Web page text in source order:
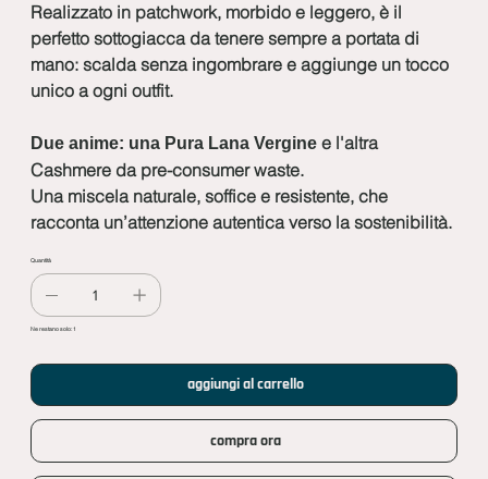
Realizzato in patchwork, morbido e leggero, è il
perfetto sottogiacca da tenere sempre a portata di
mano: scalda senza ingombrare e aggiunge un tocco
unico a ogni outfit.
Due anime: una Pura Lana Verginee l'altra
Cashmere da pre-consumer waste.
Una miscela naturale, soffice e resistente, che
racconta un’attenzione autentica verso la sostenibilità.
Quantità
Ne restano solo: 1
aggiungi al carrello
compra ora